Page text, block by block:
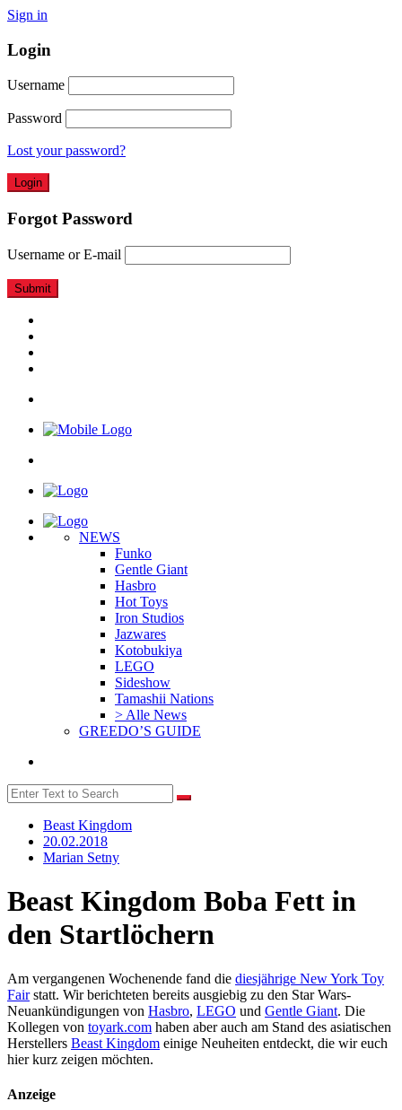
Sign in
Login
Username
Password
Lost your password?
Forgot Password
Username or E-mail
NEWS
Funko
Gentle Giant
Hasbro
Hot Toys
Iron Studios
Jazwares
Kotobukiya
LEGO
Sideshow
Tamashii Nations
> Alle News
GREEDO’S GUIDE
Beast Kingdom
20.02.2018
Marian Setny
Beast Kingdom Boba Fett in
den Startlöchern
Am vergangenen Wochenende fand die diesjährige New York Toy
Fairstatt. Wir berichteten bereits ausgiebig zu den Star Wars-
Neuankündigungen von Hasbro, LEGO und Gentle Giant. Die
Kollegen von toyark.com haben aber auch am Stand des asiatischen
Herstellers Beast Kingdom einige Neuheiten entdeckt, die wir euch
hier kurz zeigen möchten.
Anzeige